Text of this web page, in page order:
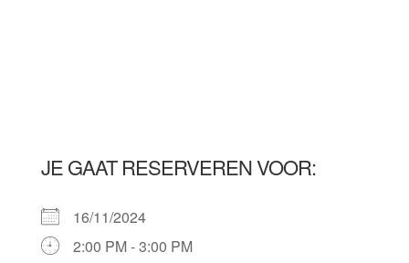
JE GAAT RESERVEREN VOOR:
16/11/2024
2:00 PM - 3:00 PM